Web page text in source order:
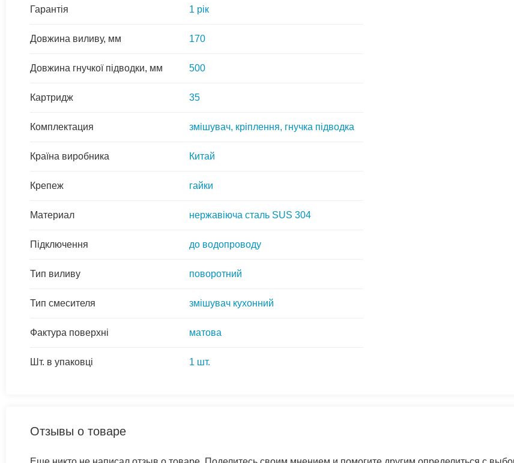
Гарантія 1 рік
Довжина виливу, мм 170
Довжина гнучкої підводки, мм 500
Картридж 35
Комплектация змішувач, кріплення, гнучка підводка
Країна виробника Китай
Крепеж гайки
Материал нержавіюча сталь SUS 304
Підключення до водопроводу
Тип виливу поворотний
Тип смесителя змішувач кухонний
Фактура поверхні матова
Шт. в упаковці 1 шт.
Отзывы о товаре